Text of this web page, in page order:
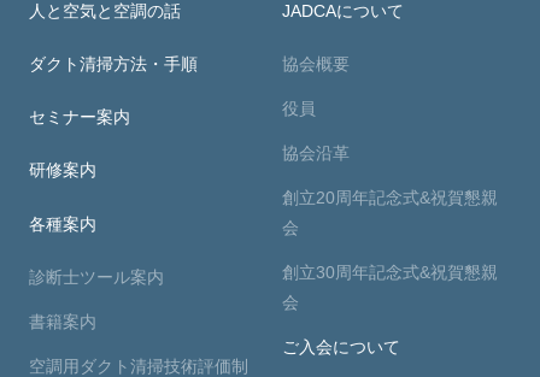
人と空気と空調の話
ダクト清掃方法・手順
セミナー案内
研修案内
各種案内
診断士ツール案内
書籍案内
空調用ダクト清掃技術評価制
JADCAについて
協会概要
役員
協会沿革
創立20周年記念式&祝賀懇親
会
創立30周年記念式&祝賀懇親
会
ご入会について